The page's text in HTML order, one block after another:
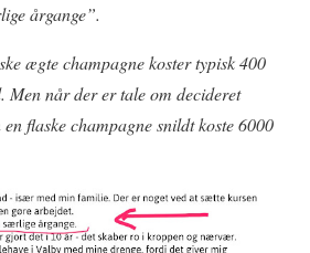
årgange”.
ægte champagne koster typisk 400
Men når der er tale om decideret
flaske champagne snildt koste 6000